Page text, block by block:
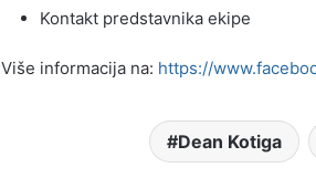
Kontakt predstavnika ekipe
Više informacija na: https://
Dean Kotiga